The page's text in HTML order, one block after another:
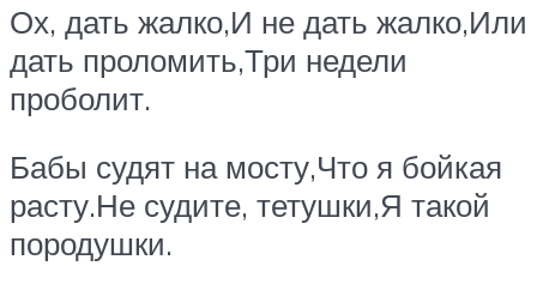
Ох, дать жалко,И не дать жалко,Или
дать проломить,Три недели
проболит.
Бабы судят на мосту,Что я бойкая
расту.Не судите, тетушки,Я такой
породушки.